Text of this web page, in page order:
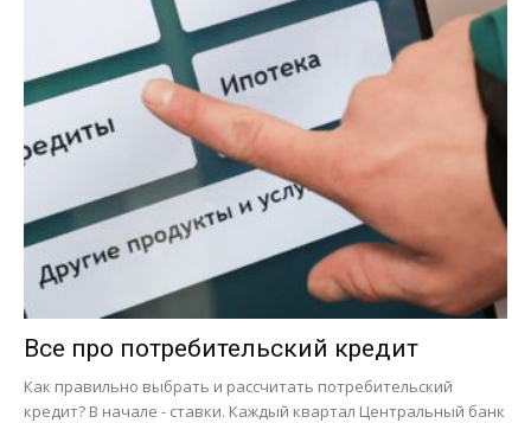
Все про потребительский кредит
Как правильно выбрать и рассчитать потребительский
кредит? В начале - ставки. Каждый квартал Центральный банк